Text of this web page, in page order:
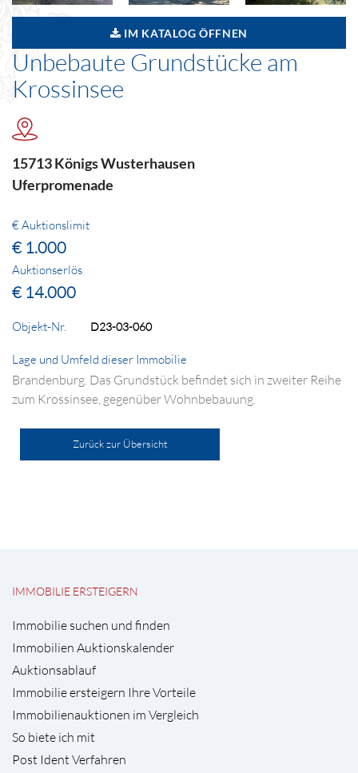
IM KATALOG ÖFFNEN
Unbebaute Grundstücke am
Krossinsee
15713 Königs Wusterhausen
Uferpromenade
€ Auktionslimit
€ 1.000
Auktionserlös
€ 14.000
Objekt-Nr. D23-03-060
Lage und Umfeld dieser Immobilie
Brandenburg. Das Grundstück befindet sich in zweiter Reihe
zum Krossinsee, gegenüber Wohnbebauung.
Zurück zur Übersicht
IMMOBILIE ERSTEIGERN
Immobilie suchen und finden
Immobilien Auktionskalender
Auktionsablauf
Immobilie ersteigern Ihre Vorteile
Immobilienauktionen im Vergleich
So biete ich mit
Post Ident Verfahren